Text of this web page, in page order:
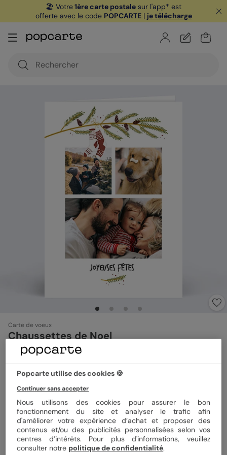
🏖️ Votre1ère carte postale sur l'app* est
offerte avec le code POPCARTE| je télécharge
Carte de voeux
Chaussettes de Noel
Format
Papier Papier Satiné
Quantité 1 carte
Popcarte utilise des cookies 🍪
Continuer sans accepter
Nous utilisons des cookies pour assurer le bon
fonctionnement du site et analyser le trafic afin
d'améliorer votre expérience d’achat et proposer des
contenus et/ou des publicités personnalisées selon vos
centres d’intérêts. Pour plus d'informations, veuillez
consulter notre politique de confidentialité.